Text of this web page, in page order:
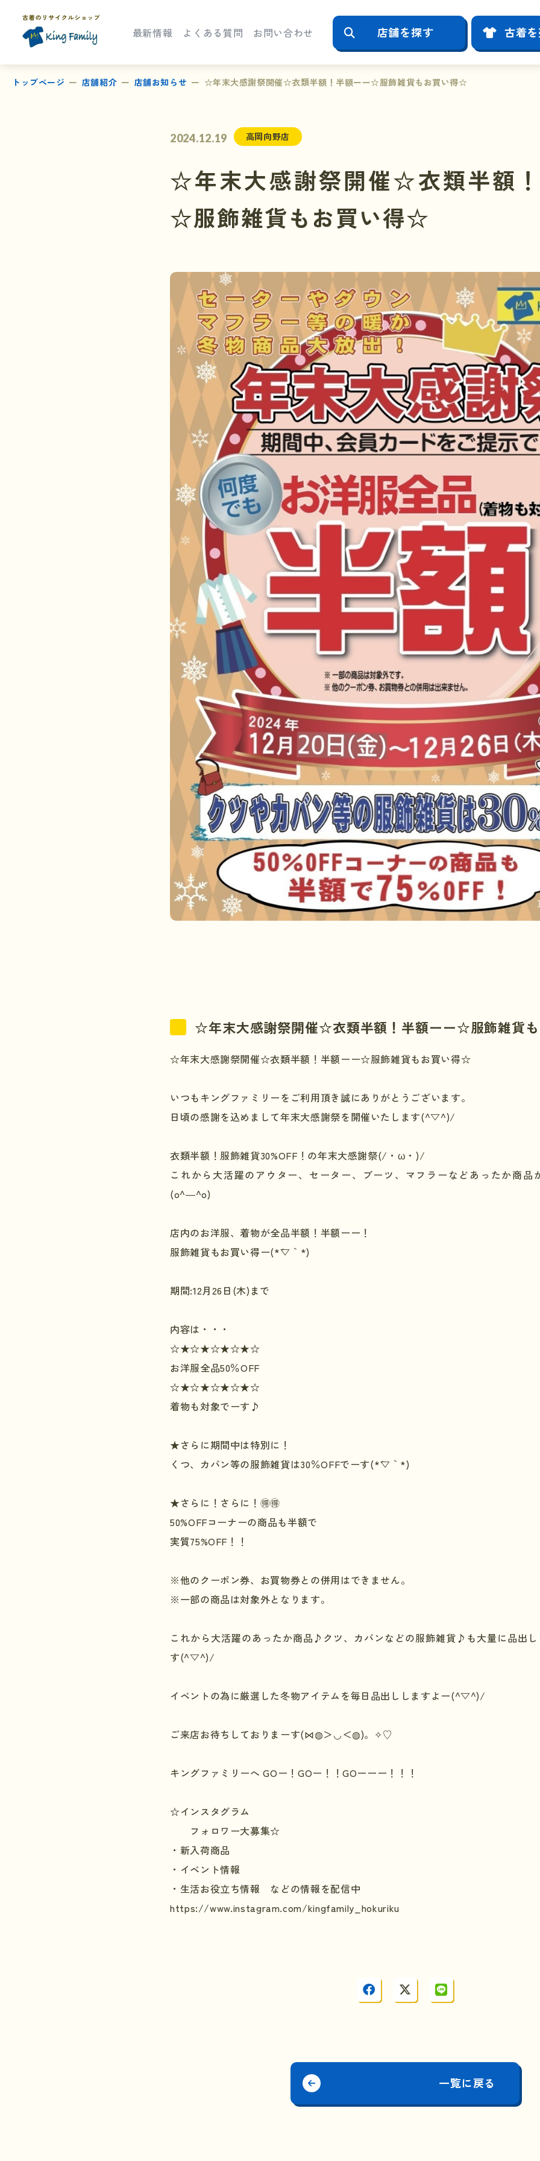
最新情報 よくある質問 お問い合わせ 店舗を探す 古着
トップページ 店舗紹介 店舗お知らせ ☆年末大感謝祭開催☆衣類半額！半額ーー☆服飾雑貨もお買い得☆
2024.12.19 高岡向野店
☆年末大感謝祭開催☆衣類半額
☆服飾雑貨もお買い得☆
☆年末大感謝祭開催☆衣類半額！半額ーー☆服飾雑貨
☆年末大感謝祭開催☆衣類半額！半額ーー☆服飾雑貨もお買い得☆
いつもキングファミリーをご利用頂き誠にありがとうございます。
日頃の感謝を込めまして年末大感謝祭を開催いたします(^▽^)/
衣類半額！服飾雑貨30%OFF ！の年末大感謝祭(/ ・ω・ )/
これから大活躍のアウター、セーター、ブーツ、マフラーなどあったか商品
(o^―^o)
店内のお洋服、着物が全品半額！半額ーー！
服飾雑貨もお買い得ー(*´▽｀ *)
期間:12月26 日 (木) まで
内容は・・・
☆★☆★☆★☆★☆
お洋服全品50％OFF
☆★☆★☆★☆★☆
着物も対象でーす♪
★さらに期間中は特別に！
くつ、カバン等の服飾雑貨は30％OFFでーす(*´▽｀ *)
★さらに！さらに！ 🉐🉐
50%OFFコーナーの商品も半額で
実質75%OFF ！！
※他のクーポン券、お買物券との併用はできません。
※一部の商品は対象外となります。
これから大活躍のあったか商品♪クツ、カバンなどの服飾雑貨♪も大量に品出し
す(^▽^)/
イベントの為に厳選した冬物アイテムを毎日品出ししますよー(^▽^)/
ご来店お待ちしておりまーす(⋈◍＞◡＜◍)。✧♡
キングファミリーへ GOー！ GOー！！GOーーー！！！
☆インスタグラム
フォロワー大募集☆
・新入荷商品
・イベント情報
・生活お役立ち情報 などの情報を配信中
https://www.instagram.com/kingfamily_hokuriku
一覧に戻る